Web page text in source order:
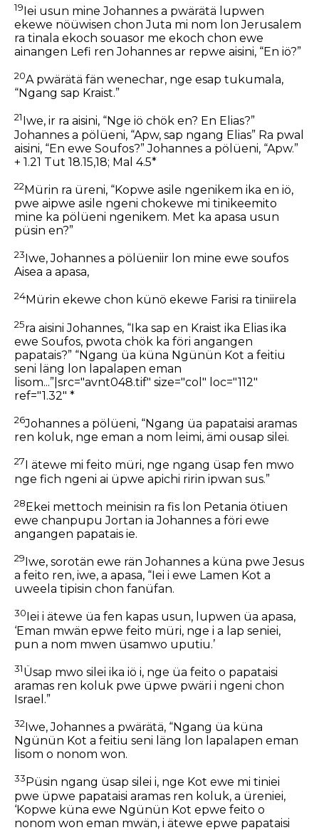
19Iei usun mine Johannes a pwärätä lupwen
ekewe nöüwisen chon Juta mi nom lon Jerusalem
ra tinala ekoch souasor me ekoch chon ewe
ainangen Lefi ren Johannes ar repwe aisini, “En iö?”
20A pwärätä fän wenechar, nge esap tukumala,
“Ngang sap Kraist.”
21 Iwe, ir ra aisini, “Nge iö chök en? En Elias?”
Johannes a pölüeni, “Apw, sap ngang Elias” Ra pwal
aisini, “En ewe Soufos?” Johannes a pölüeni, “Apw.”
+ 1.21 Tut 18.15,18; Mal 4.5*
22Mürin ra üreni, “Kopwe asile ngenikem ika en iö,
pwe aipwe asile ngeni chokewe mi tinikeemito
mine ka pölüeni ngenikem. Met ka apasa usun
püsin en?”
23 Iwe, Johannes a pölüeniir lon mine ewe soufos
Aisea a apasa,
24Mürin ekewe chon künö ekewe Farisi ra tiniirela
25ra aisini Johannes, “Ika sap en Kraist ika Elias ika
ewe Soufos, pwota chök ka föri angangen
papatais?” “Ngang üa küna Ngünün Kot a feitiu
seni läng lon lapalapen eman
lisom...”|src="avnt048.tif" size="col" loc="112"
ref="1.32" *
26Johannes a pölüeni, “Ngang üa papataisi aramas
ren koluk, nge eman a nom leimi, ämi ousap silei.
27
I ätewe mi feito müri, nge ngang üsap fen mwo
nge fich ngeni ai üpwe apichi ririn ipwan sus.”
28Ekei mettoch meinisin ra fis lon Petania ötiuen
ewe chanpupu Jortan ia Johannes a föri ewe
angangen papatais ie.
29 Iwe, sorotän ewe rän Johannes a küna pwe Jesus
a feito ren, iwe, a apasa, “Iei i ewe Lamen Kot a
uweela tipisin chon fanüfan.
30 Iei i ätewe üa fen kapas usun, lupwen üa apasa,
‘Eman mwän epwe feito müri, nge i a lap seniei,
pun a nom mwen üsamwo uputiu.’
31Üsap mwo silei ika iö i, nge üa feito o papataisi
aramas ren koluk pwe üpwe pwäri i ngeni chon
Israel.”
32 Iwe, Johannes a pwärätä, “Ngang üa küna
Ngünün Kot a feitiu seni läng lon lapalapen eman
lisom o nonom won.
33 Püsin ngang üsap silei i, nge Kot ewe mi tiniei
pwe üpwe papataisi aramas ren koluk, a üreniei,
‘Kopwe küna ewe Ngünün Kot epwe feito o
nonom won eman mwän, i ätewe epwe papataisi